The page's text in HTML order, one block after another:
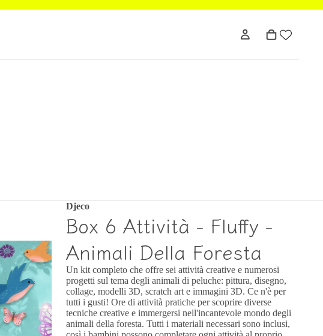
Djeco
Box 6 Attività - Fluffy -
Animali Della Foresta
Un kit completo che offre sei attività creative e numerosi
progetti sul tema degli animali di peluche: pittura, disegno,
collage, modelli 3D, scratch art e immagini 3D. Ce n'è per
tutti i gusti! Ore di attività pratiche per scoprire diverse
tecniche creative e immergersi nell'incantevole mondo degli
animali della foresta. Tutti i materiali necessari sono inclusi,